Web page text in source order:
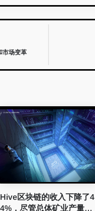
市场变革
Hive区块链的收入下降了4
4%，尽管总体矿业产量激